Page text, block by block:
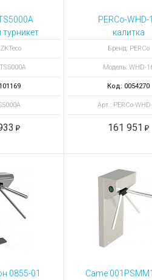
PERCo-WHD-
калитка
Бренд: PERCo
Модель: WHD-
Код: 0054270
Арт.: PERCo-
161 951
0855-01
Came